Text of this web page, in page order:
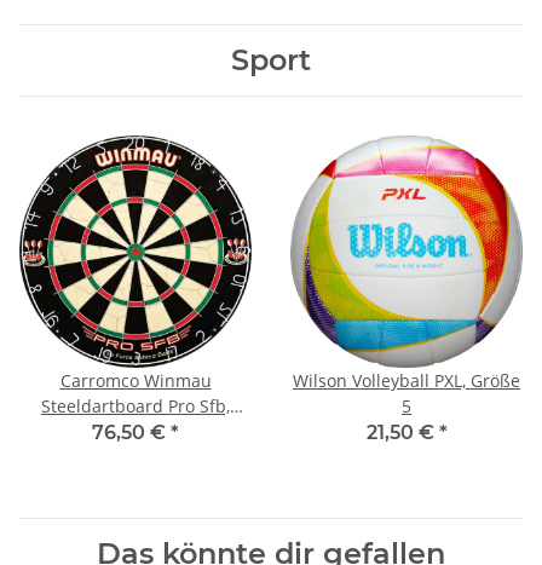
Sport
Carromco Winmau
Steeldartboard Pro Sfb,
Bristle
76,50 € *
Wilson Volleyball PXL, Größe
5
21,50 € *
Das könnte dir gefallen